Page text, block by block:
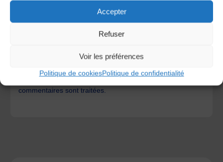
Accepter
Refuser
Voir les préférences
Politique de cookiesPolitique de confidentialité
Save my name, email, and site URL in my browser for next
Ce site utilise Akismet pour réduire les indésirables.En
commentaires sont traitées.